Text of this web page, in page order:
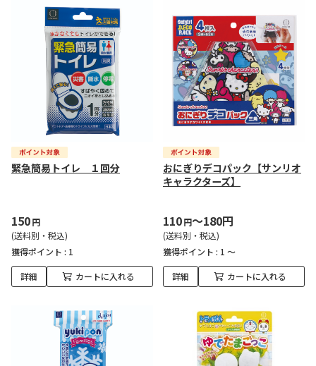
緊急簡易トイレ １回分
150円
(送料別・税込)
獲得ポイント : 1
詳細 カートに入れる
おにぎりデコパック【サンリオ
キャラクターズ】
110円～180円
(送料別・税込)
獲得ポイント : 1 ～
詳細 カートに入れる